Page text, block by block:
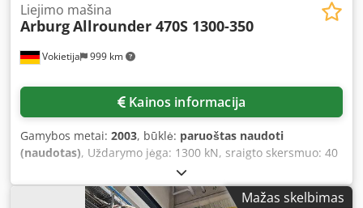
Vokietija 999 km
Liejimo mašina
ArburgAllrounder 470S 1300-350
Kainos informacija
Gamybos metai: 2003, būklė: paruoštas naudoti
(naudotas), Uždarymo jėga: 1300 kN, sraigto skersmuo: 40
mm, maks. įpurškimo slėgis: 2120 bar, užpildo tūris: 182
cm³, užpildo svoris: 153 g, kolonų atstumas: 470 mm/470
mm, plokščių matmenys X/Y: 650 mm/650 mm, min. įrankio
Mažas skelbimas